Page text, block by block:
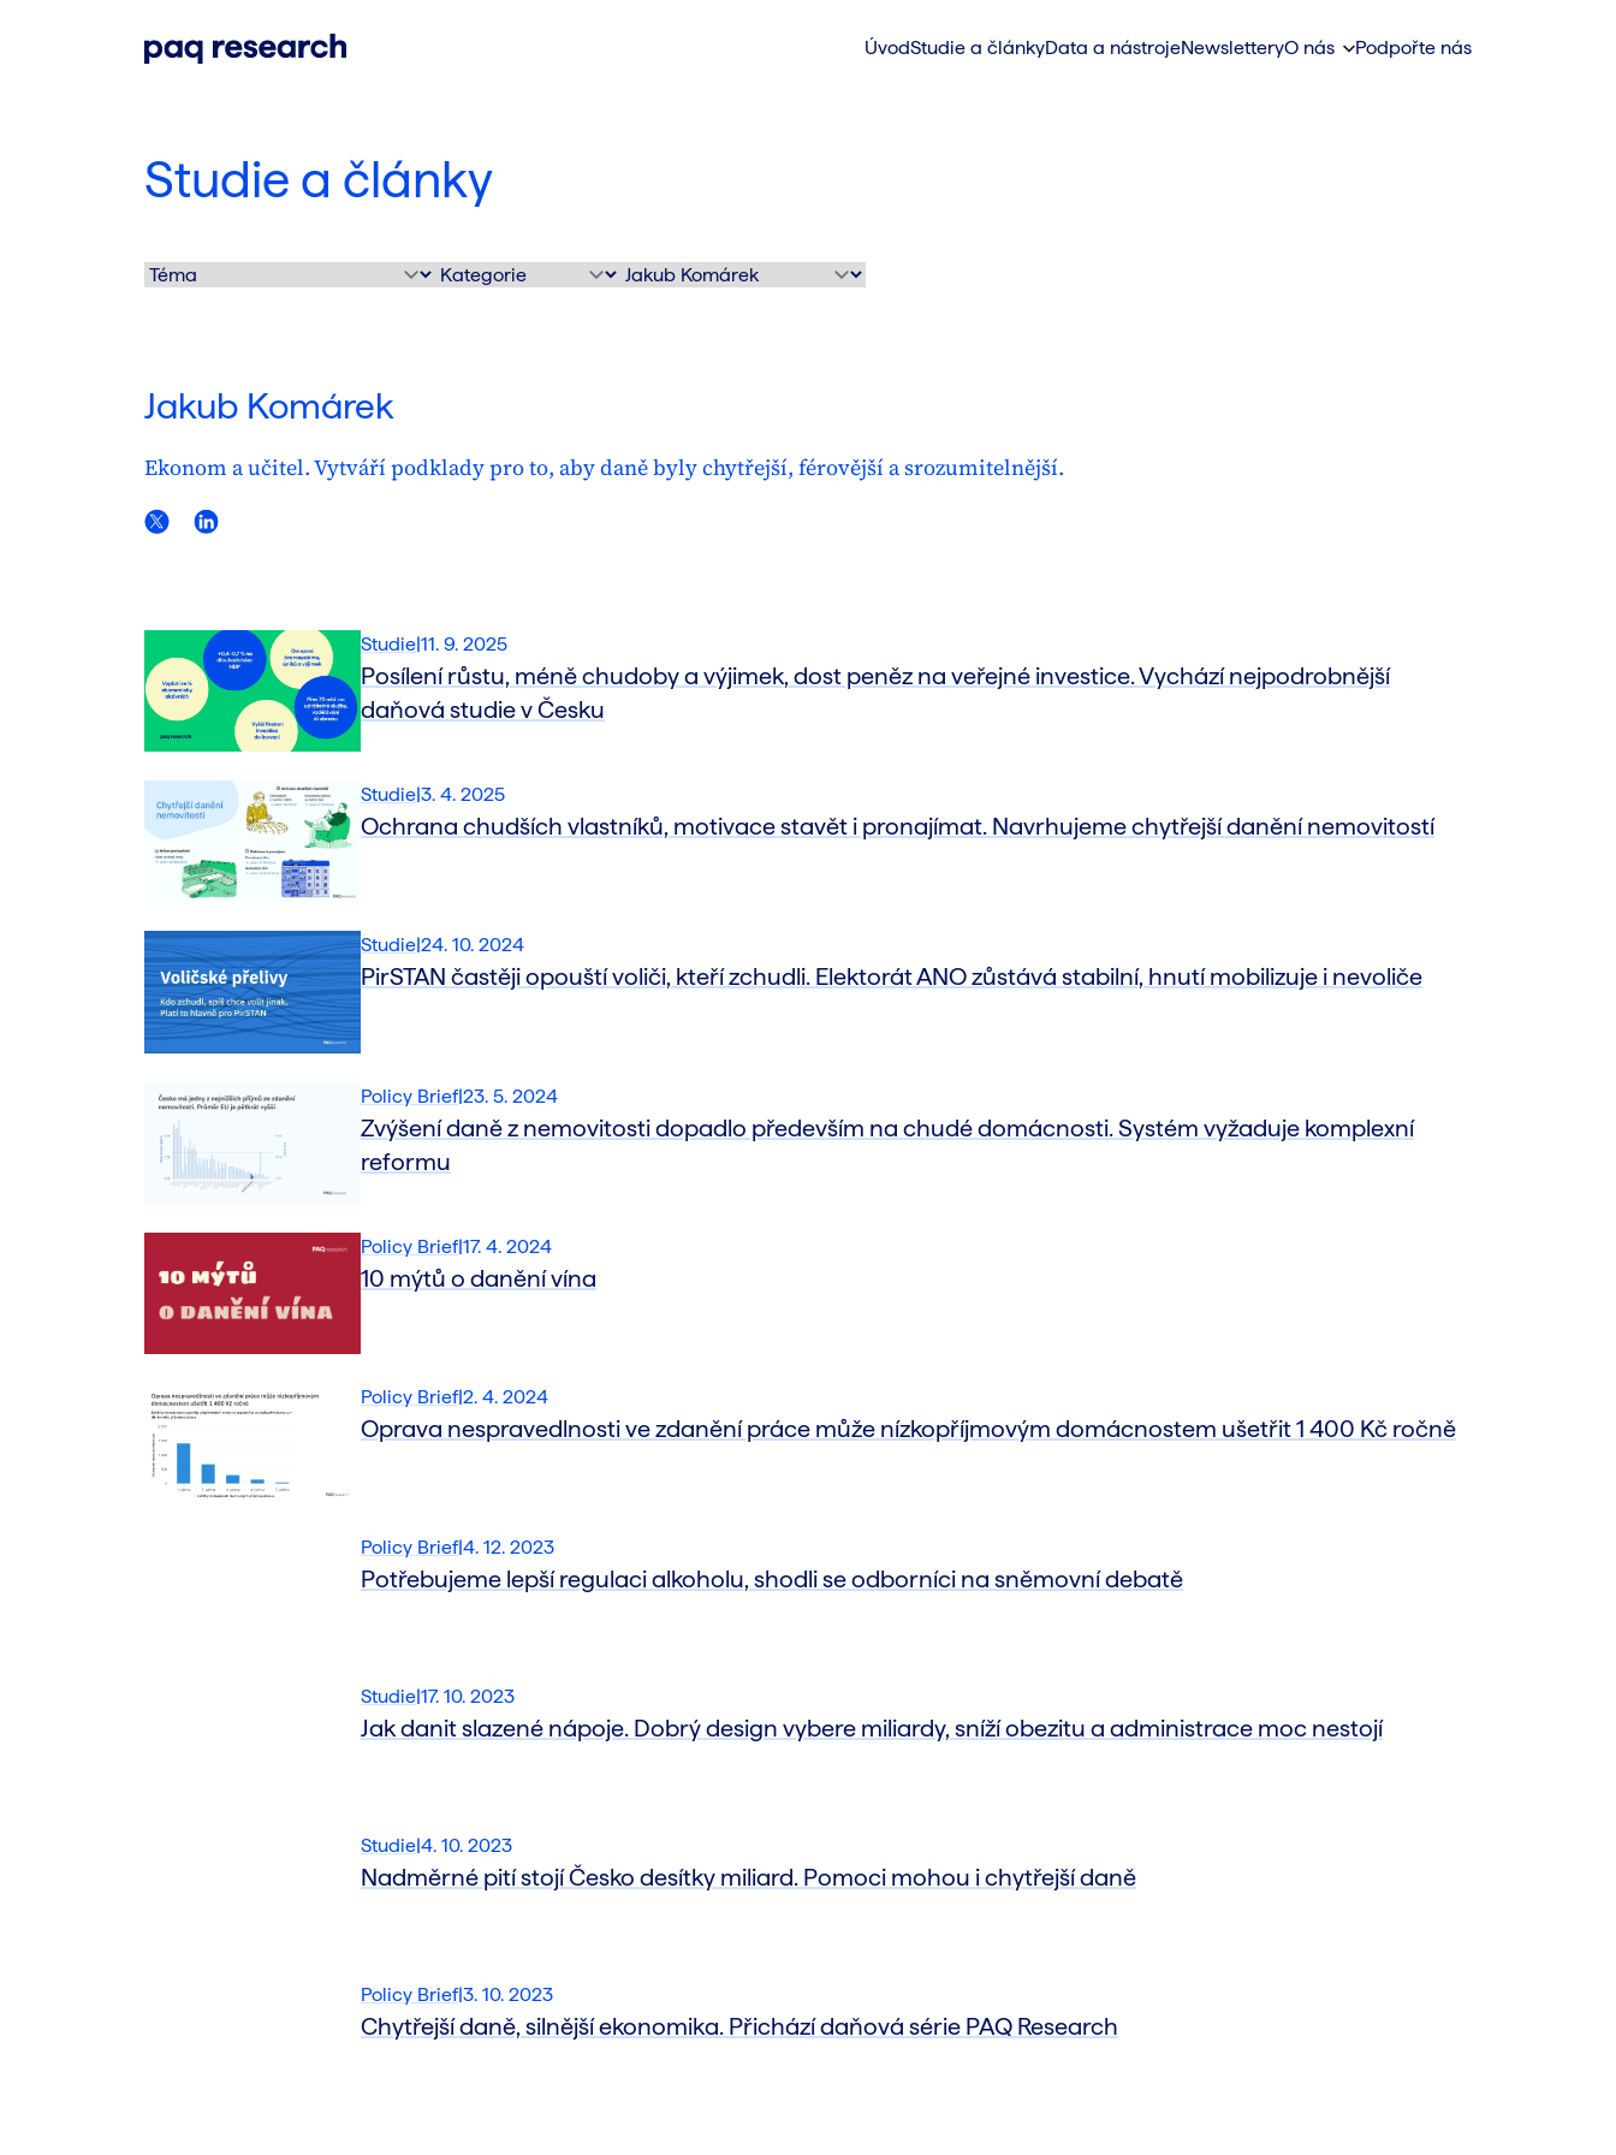
ÚvodStudie a článkyData a nástrojeNewsletteryO nás Podpořte nás
Studie a články
Jakub Komárek
Ekonom a učitel. Vytváří podklady pro to, aby daně byly chytřejší, férovější a srozumitelnější.
LinkedIn
Studie|11. 9. 2025
Posílení růstu, méně chudoby a výjimek, dost peněz na veřejné investice. Vychází nejpodrobnější
daňová studie v Česku
Studie|3. 4. 2025
Ochrana chudších vlastníků, motivace stavět i pronajímat. Navrhujeme chytřejší danění nemovitostí
Studie|24. 10. 2024
PirSTAN častěji opouští voliči, kteří zchudli. Elektorát ANO zůstává stabilní, hnutí mobilizuje i nevoliče
Policy Brief|23. 5. 2024
Zvýšení daně z nemovitosti dopadlo především na chudé domácnosti. Systém vyžaduje komplexní
reformu
Policy Brief|17. 4. 2024
10 mýtů o danění vína
Policy Brief|2. 4. 2024
Oprava nespravedlnosti ve zdanění práce může nízkopříjmovým domácnostem ušetřit 1 400 Kč ročně
Policy Brief|4. 12. 2023
Potřebujeme lepší regulaci alkoholu, shodli se odborníci na sněmovní debatě
Studie|17. 10. 2023
Jak danit slazené nápoje. Dobrý design vybere miliardy, sníží obezitu a administrace moc nestojí
Studie|4. 10. 2023
Nadměrné pití stojí Česko desítky miliard. Pomoci mohou i chytřejší daně
Policy Brief|3. 10. 2023
Chytřejší daně, silnější ekonomika. Přichází daňová série PAQ Research